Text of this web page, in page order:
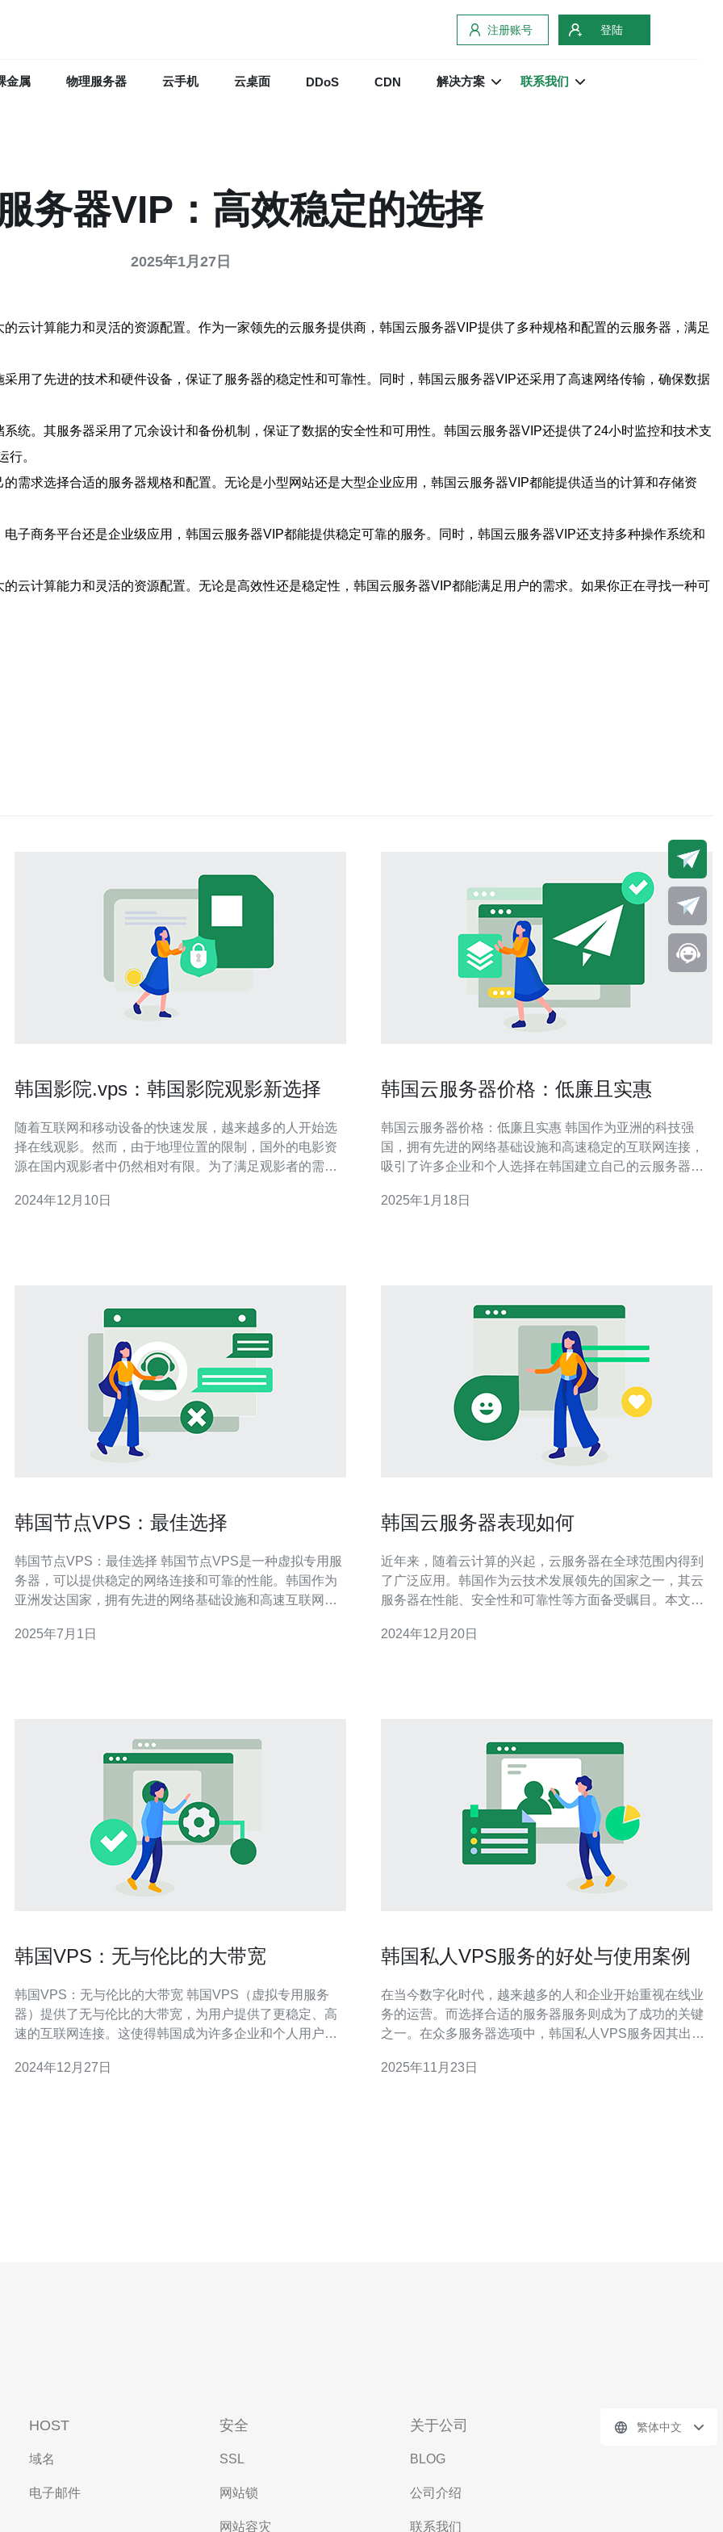
注册账号 登陆
金属 物理服务器 云手机 云桌面 DDoS CDN 解决方案 联系我们
务器VIP：高效稳定的选择
2025年1月27日
云计算能力和灵活的资源配置。作为一家领先的云服务提供商，韩国云服务器VIP提供了多种规格和配置的云服务器，满足
用了先进的技术和硬件设备，保证了服务器的稳定性和可靠性。同时，韩国云服务器VIP还采用了高速网络传输，确保数据
统。其服务器采用了冗余设计和备份机制，保证了数据的安全性和可用性。韩国云服务器VIP还提供了24小时监控和技术支
行。
需求选择合适的服务器规格和配置。无论是小型网站还是大型企业应用，韩国云服务器VIP都能提供适当的计算和存储资
子商务平台还是企业级应用，韩国云服务器VIP都能提供稳定可靠的服务。同时，韩国云服务器VIP还支持多种操作系统和
云计算能力和灵活的资源配置。无论是高效性还是稳定性，韩国云服务器VIP都能满足用户的需求。如果你正在寻找一种可
韩国影院.vps：韩国影院观影新选择
随着互联网和移动设备的快速发展，越来越多的人开始选
择在线观影。然而，由于地理位置的限制，国外的电影资
源在国内观影者中仍然相对有限。为了满足观影者的需
国影视观影选择。 韩国影院.vps是一个提供韩国电影、电
2024年12月10日
韩国云服务器价格：低廉且实惠
韩国云服务器价格：低廉且实惠 韩国作为亚洲的科技强
国，拥有先进的网络基础设施和高速稳定的互联网连接，
吸引了许多企业和个人选择在韩国建立自己的云服务器。
有很高的性价比。 首先，韩国的云服务器提供商提供了丰
2025年1月18日
韩国节点VPS：最佳选择
韩国节点VPS：最佳选择 韩国节点VPS是一种虚拟专用服
务器，可以提供稳定的网络连接和可靠的性能。韩国作为
亚洲发达国家，拥有先进的网络基础设施和高速互联网连
几个优势： 稳定的网络连接 高速的互联网连接 可靠的性
2025年7月1日
韩国云服务器表现如何
近年来，随着云计算的兴起，云服务器在全球范围内得到
了广泛应用。韩国作为云技术发展领先的国家之一，其云
服务器在性能、安全性和可靠性等方面备受瞩目。本文将
性能方面表现出色。首先，韩国拥有先进的网络基础设
2024年12月20日
韩国VPS：无与伦比的大带宽
韩国VPS：无与伦比的大带宽 韩国VPS（虚拟专用服务
器）提供了无与伦比的大带宽，为用户提供了更稳定、高
速的互联网连接。这使得韩国成为许多企业和个人用户的
家，拥有世界领先的电信基础设施。这意味着韩国的互联
2024年12月27日
韩国私人VPS服务的好处与使用案例
在当今数字化时代，越来越多的人和企业开始重视在线业
务的运营。而选择合适的服务器服务则成为了成功的关键
之一。在众多服务器选项中，韩国私人VPS服务因其出色
的最佳选择。本文将深入探讨韩国私人VPS的好处，并提
2025年11月23日
HOST
域名
电子邮件
安全
SSL
网站锁
网站容灾
关于公司
BLOG
公司介绍
联系我们
繁体中文